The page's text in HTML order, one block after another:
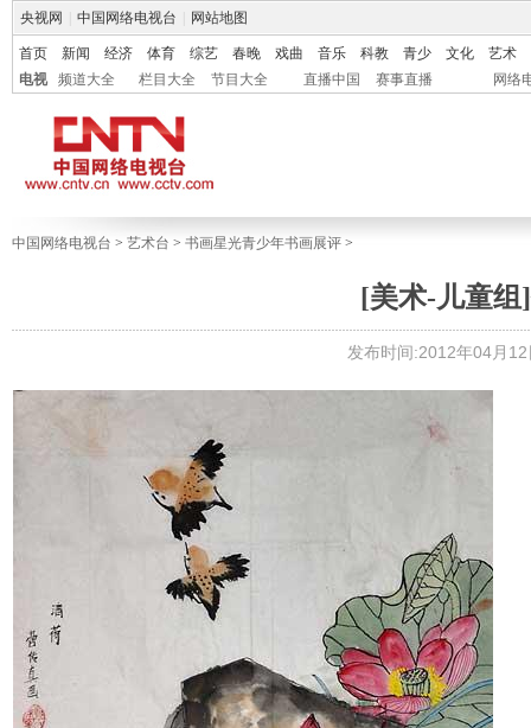
央视网 中国网络电视台 网站地图
首页 新闻 经济 体育 综艺 春晚 戏曲 音乐 科教 青少 文化
艺术
电视
频道大全 栏目大全 节目大全 直播中国 赛事直播 网络
中国网络电视台 > 艺术台 > 书画星光青少年书画展评 >
[美术-儿童组
发布时间:2012年04月